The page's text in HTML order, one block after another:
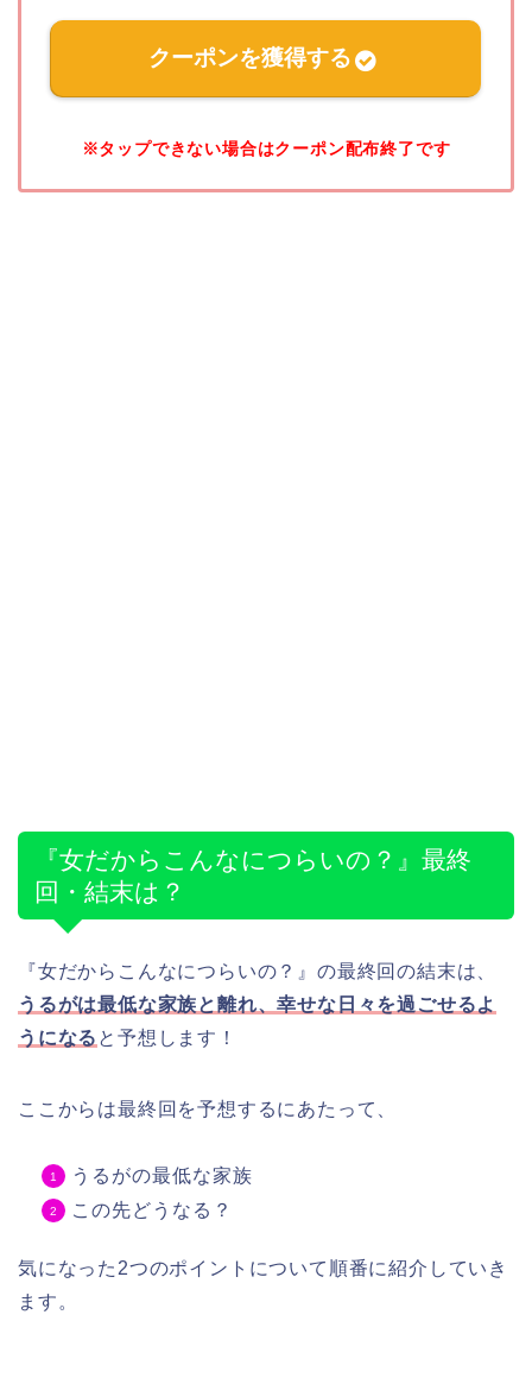
クーポンを獲得する
※タップできない場合はクーポン配布終了です
『女だからこんなにつらいの？』最終
回・結末は？
『女だからこんなにつらいの？』の最終回の結末は、
うるがは最低な家族と離れ、幸せな日々を過ごせるよ
うになる と予想します！
ここからは最終回を予想するにあたって、
うるがの最低な家族
この先どうなる？
気になった2つのポイントについて順番に紹介していき
ます。